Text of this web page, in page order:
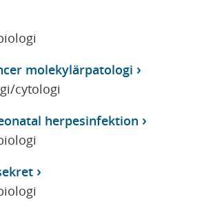
molekylärpatologi
cytologi
herpesinfektion